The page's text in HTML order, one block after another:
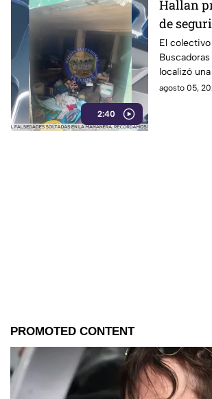
2:40
Hallan
de
Corzo
El
localizó
seguridad
agosto 05,